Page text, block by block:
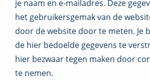
je naam en e-mailadres. Deze
het gebruikersgemak van de
door de website door te meten. Je
de hier bedoelde gegevens te
hier bezwaar tegen maken door
te nemen.